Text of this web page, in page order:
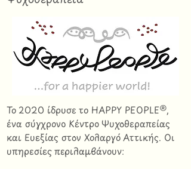
Το 2020 ίδρυσε το HAPPY PEOPLE®,
ένα σύγχρονο Κέντρο Ψυχοθεραπείας
και Ευεξίας στον Χολαργό Αττικής. Οι
υπηρεσίες περιλαμβάνουν: